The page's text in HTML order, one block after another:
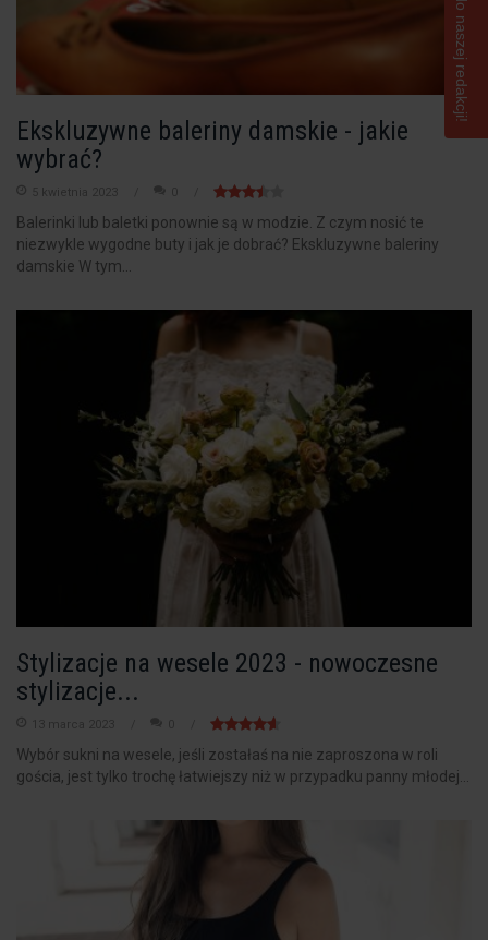
Ekskluzywne baleriny damskie - jakie
wybrać?
5 kwietnia 2023
Balerinki lub baletki ponownie są w modzie. Z czym nosić te
niezwykle wygodne buty i jak je dobrać? Ekskluzywne baleriny
damskie W tym...
Stylizacje na wesele 2023 - nowoczesne
stylizacje...
13 marca 2023 0
Wybór sukni na wesele, jeśli zostałaś na nie zaproszona w roli
gościa, jest tylko trochę łatwiejszy niż w przypadku panny młodej...